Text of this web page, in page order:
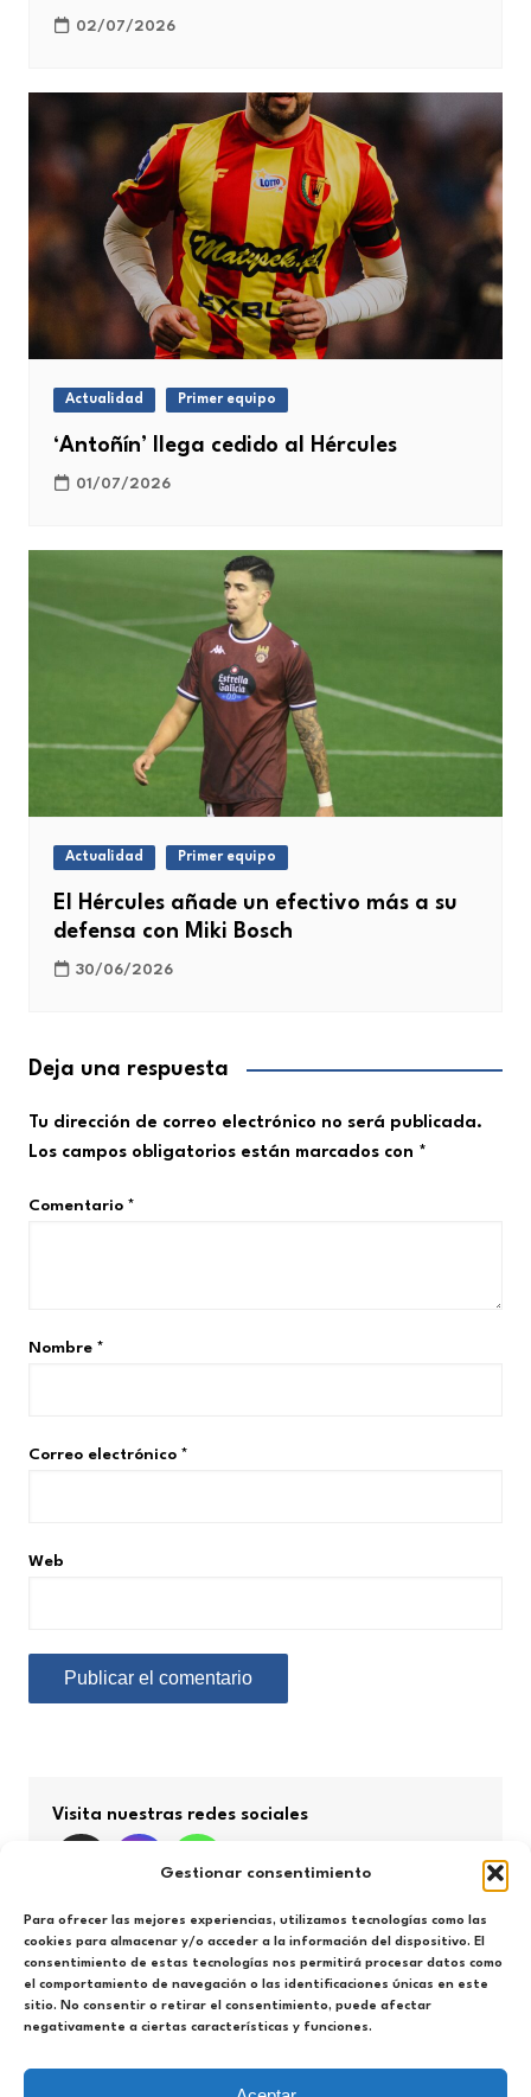
Gestionar consentimiento
Para ofrecer las mejores experiencias, utilizamos tecnologías como las
cookies para almacenar y/o acceder a la información del dispositivo. El
consentimiento de estas tecnologías nos permitirá procesar datos como
el comportamiento de navegación o las identificaciones únicas en este
sitio. No consentir o retirar el consentimiento, puede afectar
negativamente a ciertas características y funciones.
02/07/2026
Actualidad Primer equipo
‘Antoñín’ llega cedido al Hércules
01/07/2026
Actualidad Primer equipo
El Hércules añade un efectivo más a su
defensa con Miki Bosch
30/06/2026
Deja una respuesta
Tu dirección de correo electrónico no será publicada.
Los campos obligatorios están marcados con *
Comentario *
Nombre *
Correo electrónico *
Web
Visita nuestras redes sociales
Búsqueda por categorías
Búsqueda